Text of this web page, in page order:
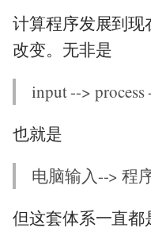
计算程序发展到
改变。无非是
input -->
也就是
电脑输入--> 程
但这套体系一直